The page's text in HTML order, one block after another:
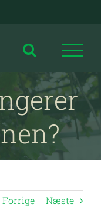
Forrige Næste